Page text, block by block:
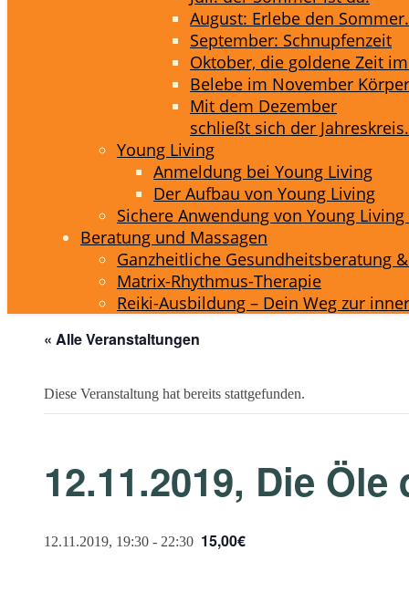
August: Erlebe den
September: Schnupfenzeit
Oktober, die goldene Zeit
Belebe im November
Mit dem Dezember
schließt sich der
Young Living
Anmeldung bei Young Living
Der Aufbau von Young Living
Sichere Anwendung von Young
Beratung und Massagen
Ganzheitliche Gesundheitsberatung
Matrix-Rhythmus-Therapie
Reiki-Ausbildung – Dein Weg zur
« Alle Veranstaltungen
Diese Veranstaltung hat bereits stattgefunden.
12.11.2019, Die Öle
12.11.2019, 19:30 - 22:30 15,00€